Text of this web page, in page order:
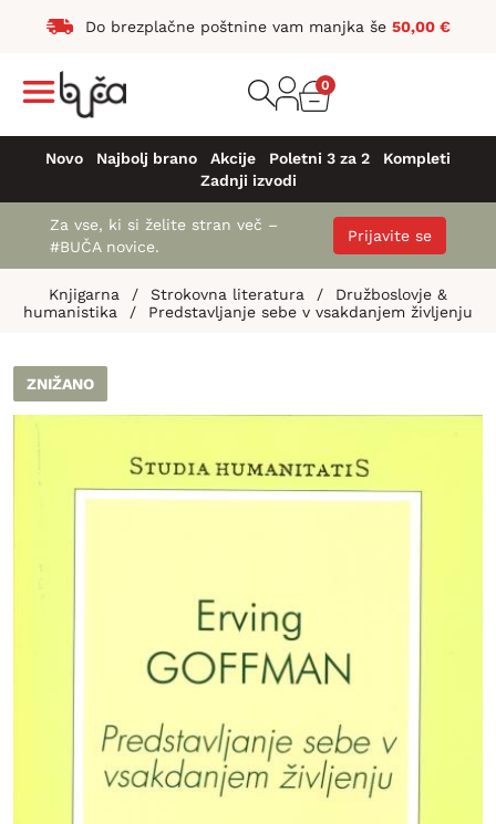
Do brezplačne poštnine vam manjka še 50,00 €
0
Novo Najbolj brano Akcije Poletni 3 za 2
Kompleti
Zadnji izvodi
Za vse, ki si želite stran več –
#BUČA novice.
Prijavite se
Knjigarna / Strokovna literatura /
Družboslovje &
humanistika
/ Predstavljanje sebe v vsakdanjem življenju
ZNIŽANO